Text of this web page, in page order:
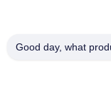
Cuaca Resistance
Good day, what